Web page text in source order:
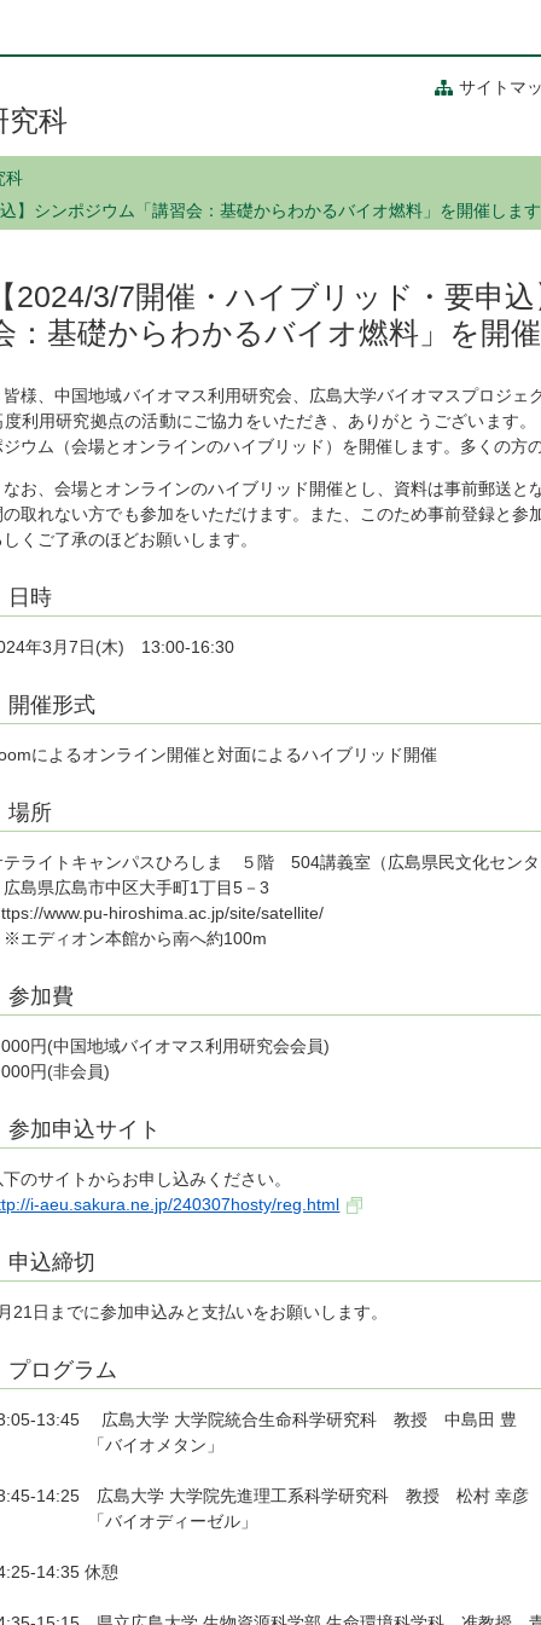
サイトマ
究科
科
】シンポジウム「講習会：基礎からわかるバイオ燃料」を開催します
2024/3/7開催・ハイブリッド・要申
：基礎からわかるバイオ燃料」を開
様、中国地域バイオマス利用研究会、広島大学バイオマスプロジェ
度利用研究拠点の活動にご協力をいただき、ありがとうございます
ジウム（会場とオンラインのハイブリッド）を開催します。多くの方
お、会場とオンラインのハイブリッド開催とし、資料は事前郵送と
の取れない方でも参加をいただけます。また、このため事前登録と参
しくご了承のほどお願いします。
日時
年3月7日(木) 13:00-16:30
開催形式
によるオンライン開催と対面によるハイブリッド開催
場所
テライトキャンパスひろしま ５階 504講義室（広島県民文化セン
島県広島市中区大手町1丁目5－3
www.pu-hiroshima.ac.jp/site/satellite/
ディオン本館から南へ約100m
参加費
円(中国地域バイオマス利用研究会会員)
円(非会員)
参加申込サイト
下のサイトからお申し込みください。
i-aeu.sakura.ne.jp/240307hosty/reg.html
申込締切
21日までに参加申込みと支払いをお願いします。
プログラム
13:45 広島大学 大学院統合生命科学研究科 教授 中島田
バイオメタン」
14:25 広島大学 大学院先進理工系科学研究科 教授 松村 幸彦
バイオディーゼル」
14:35 休憩